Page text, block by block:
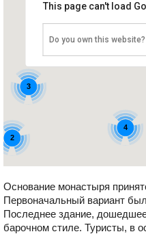
3
4
2
This page can't load
Do you own this website?
Основание монастыря
Первоначальный вариант
Последнее здание,
барочном стиле. Туристы, в